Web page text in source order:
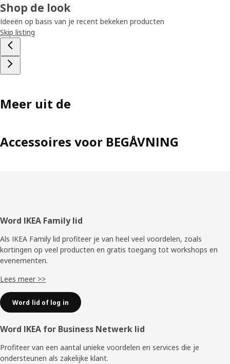
Shop de look
Ideeën op basis van je recent bekeken producten
Skip listing
Meer uit de
Accessoires voor BEGÅVNING
Voettekst
Word IKEA Family lid
Als IKEA Family lid profiteer je van heel veel voordelen, zoals
kortingen op veel producten en gratis toegang tot workshops en
evenementen.
Lees meer >>
Word lid of log in
Word IKEA for Business Netwerk lid
Profiteer van een aantal unieke voordelen en services die je
ondersteunen als zakelijke klant.